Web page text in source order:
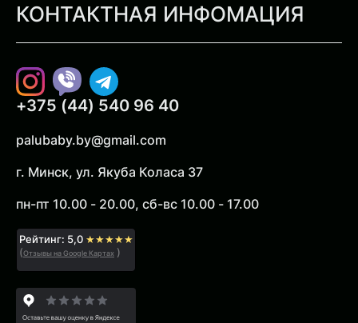
КОНТАКТНАЯ ИНФОМАЦИЯ
Instagram
Viber Telegram
+375 (44) 540 96 40
palubaby.by@gmail.com
г. Минск, ул. Якуба Коласа 37
пн-пт 10.00 - 20.00, сб-вс 10.00 - 17.00
Рейтинг: 5,0 ★★★★★
(Отзывы на Google Картах )